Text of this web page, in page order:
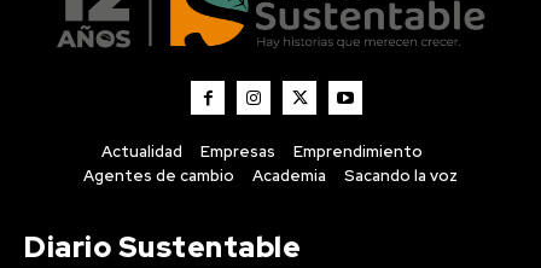
Actualidad Empresas
Emprendimiento
Agentes de cambio
Academia Sacando la voz
Diario Sustentable